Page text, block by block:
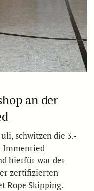
an der
schwitzen die 3.-
Immenried
hierfür war der
zertifizierten
Rope Skipping.